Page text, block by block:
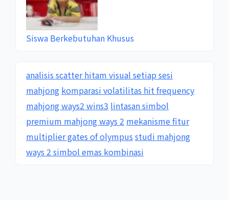
Siswa Berkebutuhan Khusus
analisis scatter hitam visual setiap sesi
mahjong komparasi volatilitas hit frequency
mahjong ways2 wins3 lintasan simbol
premium mahjong ways 2 mekanisme fitur
multiplier gates of olympus studi mahjong
ways 2 simbol emas kombinasi